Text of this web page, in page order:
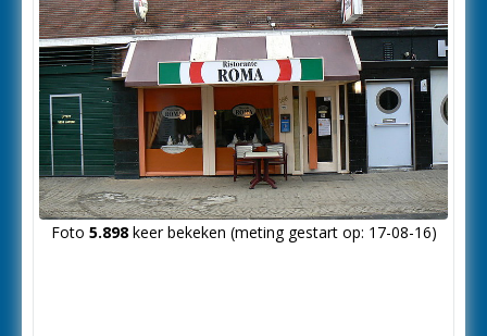
Foto 5.898keer bekeken (meting gestart op: 17-08-16)